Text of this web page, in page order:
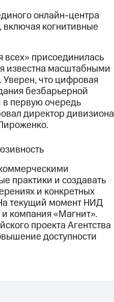
онлайн-центра
когнитивные
всех» присоединилась
известна масштабными
что цифровая
безбарьерной
в первую очередь
директор дивизиона
практики и создавать
и конкретных
текущий момент НИД
компания «Магнит».
проекта Агентства
доступности